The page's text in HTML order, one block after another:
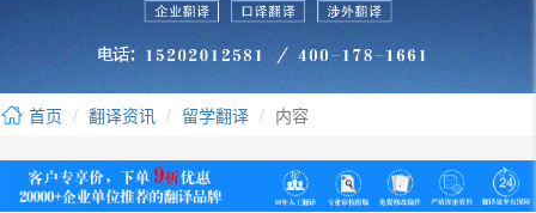
首页 翻译资讯 留学翻译 内容